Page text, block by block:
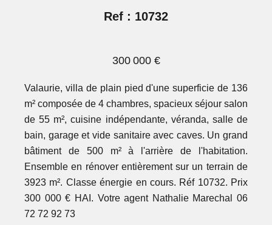
Ref : 10732
300 000 €
Valaurie, villa de plain pied d'une superficie de 136
m² composée de 4 chambres, spacieux séjour salon
de 55 m², cuisine indépendante, véranda, salle de
bain, garage et vide sanitaire avec caves. Un grand
bâtiment de 500 m² à l'arrière de l'habitation.
Ensemble en rénover entièrement sur un terrain de
3923 m². Classe énergie en cours. Réf 10732. Prix
300 000 € HAI. Votre agent Nathalie Marechal 06
72 72 92 73